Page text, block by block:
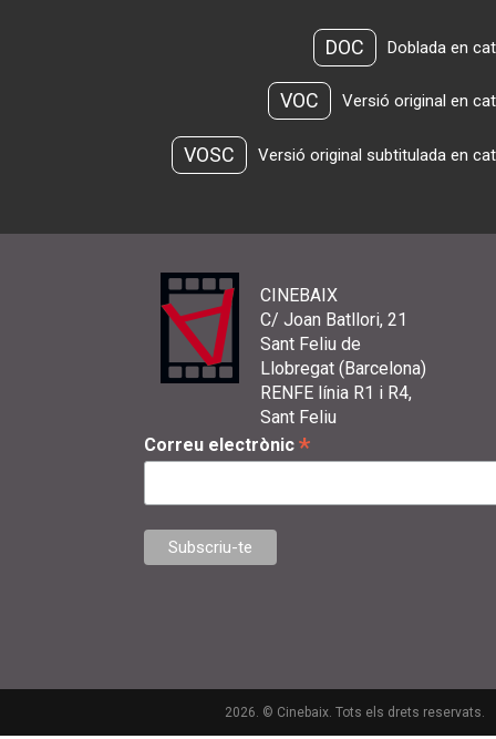
DOC Doblada en
VOC Versió original en
VOSC Versió original subtitulada en
CINEBAIX
C/ Joan Batllori, 21
Sant Feliu de
Llobregat (Barcelona)
RENFE línia R1 i R4,
Sant Feliu
Correu electrònic *
2026. © Cinebaix. Tots els drets reservats.